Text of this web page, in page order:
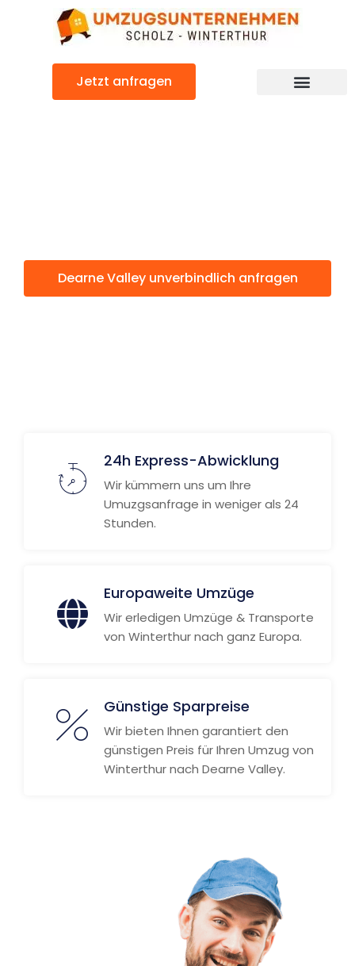
Jetzt anfragen
Dearne Valley unverbindlich anfragen
24h Express-Abwicklung
Wir kümmern uns um Ihre
Umuzgsanfrage in weniger als 24
Stunden.
Europaweite Umzüge
Wir erledigen Umzüge & Transporte
von Winterthur nach ganz Europa.
Günstige Sparpreise
Wir bieten Ihnen garantiert den
günstigen Preis für Ihren Umzug von
Winterthur nach Dearne Valley.